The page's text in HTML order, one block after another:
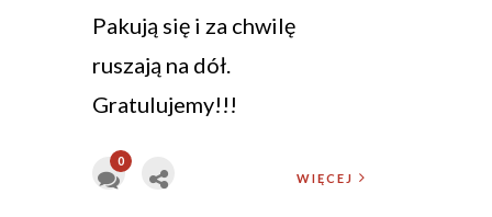
Pakują się i za chwilę
ruszają na dół.
Gratulujemy!!!
0
WIĘCEJ